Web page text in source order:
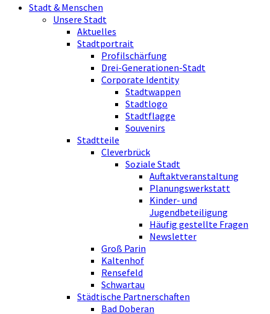
Stadt & Menschen
Unsere Stadt
Aktuelles
Stadtportrait
Profilschärfung
Drei-Generationen-Stadt
Corporate Identity
Stadtwappen
Stadtlogo
Stadtflagge
Souvenirs
Stadtteile
Cleverbrück
Soziale Stadt
Auftaktveranstaltung
Planungswerkstatt
Kinder- und
Jugendbeteiligung
Häufig gestellte Fragen
Newsletter
Groß Parin
Kaltenhof
Rensefeld
Schwartau
Städtische Partnerschaften
Bad Doberan